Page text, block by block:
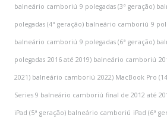
balneário camboriú 9 polegadas (3ª geração)
polegadas (4ª geração) balneário camboriú 9
balneário camboriú 9 polegadas (6ª geração)
polegadas 2016 até 2019) balneário camboriú
2021) balneário camboriú 2022) MacBook Pro
Series 9 balneário camboriú final de 2012 até
iPad (5ª geração) balneário camboriú iPad (6ª